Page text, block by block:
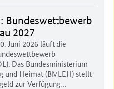
Bundeswettbewerb
2027
Juni 2026 läuft die
Das Bundesministerium
und Heimat (BMLEH) stellt
zur Verfügung…